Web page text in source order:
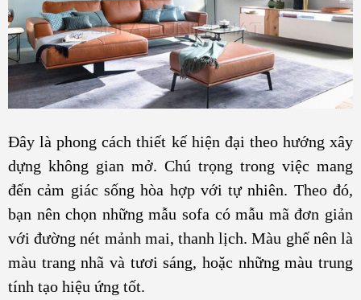
Đây là phong cách thiết kế hiện đại theo hướng xây
dựng không gian mở. Chú trọng trong việc mang
đến cảm giác sống hòa hợp với tự nhiên. Theo đó,
bạn nên chọn những mẫu sofa có mẫu mã đơn giản
với đường nét mảnh mai, thanh lịch. Màu ghế nên là
màu trang nhã và tươi sáng, hoặc những màu trung
tính tạo hiệu ứng tốt.